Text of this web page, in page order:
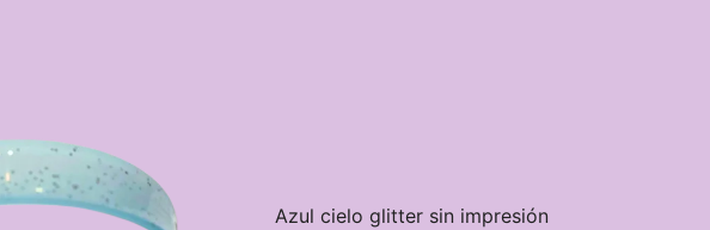
Azul cielo glitter sin impresión